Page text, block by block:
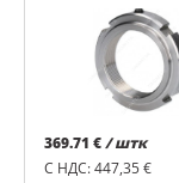
369.71 €/ штк
С НДС: 447,35 €